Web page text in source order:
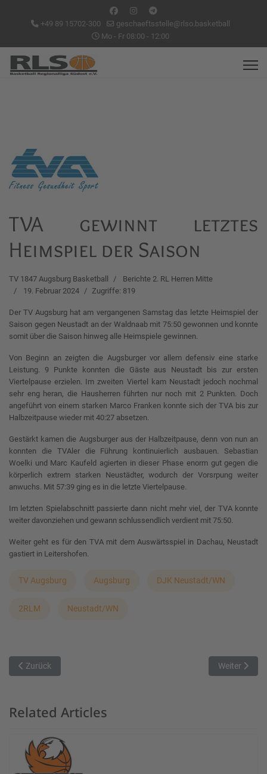
+49 89 15702-300
geschaeftsstelle@rlso.basketball
Mo - Fr 08:00 - 12:00
TVA gewinnt letztes
Heimspiel der Saison
TV 1847 Augsburg Basketball
Berichte 2. RL Herren Mitte
19. Februar 2024
Zugriffe: 819
Der TV Augsburg hat am vergangenen Samstag das letzte Heimspiel der
Saison gegen Neustadt an der Waldnaab mit 75:50 gewonnen und konnte
somit über die Saison hinweg alle Heimspiele gewinnen.
Von Beginn an zeigten die Augsburger vor allem defensiv eine starke
Leistung. 9 Punkte konnten die Gäste aus Neustadt bis zur ersten
Viertelpause erzielen. Im zweiten Viertel kam Neustadt jedoch nochmal
sehr eng heran, die Hausherren führten nur noch mit 2 Punkten. Doch
angeführt von einem starken Marco Franken konnte sich der TVA bis zur
Halbzeitpause wieder mit 40:27 absetzen.
Gestärkt kamen die Augsburger aus der Halbzeitpause, denn von nun an
konnten die TVAler die Führung kontinuierlich ausbauen. Sebastian
Woelki und Marc Kaufeld agierten in dieser Phase enorm gut gegen die
körperlich extrem starken Neustädter, wodurch der Vorsrpung weiter
anwuchs. Mit 57:39 ging es in die letzte Viertelpause.
Im letzten Spielabschnitt passierte dann nicht mehr viel, der TVA konnte
weiter davonziehen und gewann schlussendlich verdient mit 75:50.
Weiter geht es für den TVA mit dem Auswärtsspiel in Dachau, Neustadt
gastiert in Leitershofen.
TV Augsburg Augsburg DJK Neustadt/WN
2RLM Neustadt/WN
Vorheriger Beitrag: Kangaroos unterliegen auch in Nürnberg
Zurück Nächster
Weiter
Related Articles